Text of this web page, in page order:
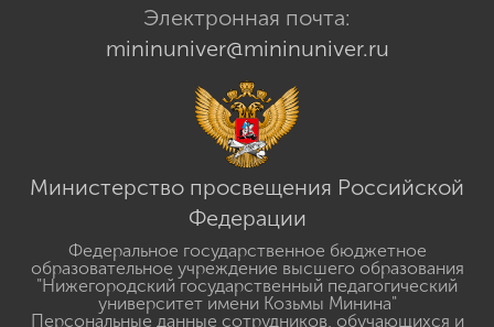
Электронная почта:
mininuniver@mininuniver.ru
Министерство просвещения Российской
Федерации
Федеральное государственное бюджетное
образовательное учреждение высшего образования
"Нижегородский государственный педагогический
университет имени Козьмы Минина"
Персональные данные сотрудников, обучающихся и